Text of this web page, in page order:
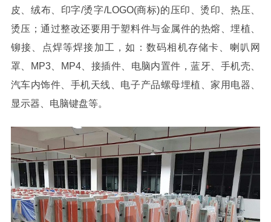
皮、绒布、印字/烫字/LOGO(商标)的压印、烫印、热压、
烫压；通过整改还要用于塑料件与金属件的热熔、埋植、
铆接、点焊等焊接加工，如：数码相机存储卡、喇叭网
罩、MP3、MP4、接插件、电脑内置件，蓝牙、手机壳、
汽车内饰件、手机天线、电子产品螺母埋植、家用电器、
显示器、电脑键盘等。